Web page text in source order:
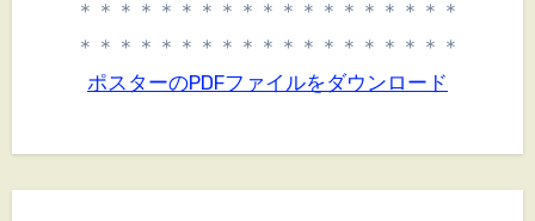
＊＊＊＊＊＊＊＊＊＊＊＊＊＊＊＊＊＊＊
＊＊＊＊＊＊＊＊＊＊＊＊＊＊＊＊＊＊＊
ポスターのPDFファイルをダウンロード